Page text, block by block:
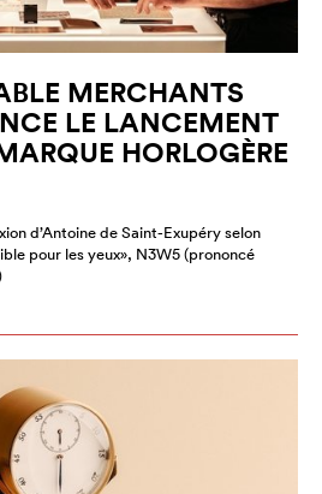
MERCHANTS
LE LANCEMENT
HORLOGÈRE
d’Antoine de Saint-Exupéry selon
pour les yeux», N3W5 (prononcé